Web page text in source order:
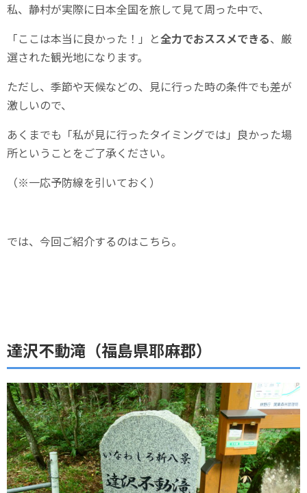
私、静村が実際に日本全国を旅して見て周った中で、
「ここは本当に良かった！」と全力でおススメできる、厳
選された観光地になります。
ただし、季節や天候などの、見に行った時の条件でも差が
激しいので、
あくまでも「私が見に行ったタイミングでは」良かった場
所ということをご了承ください。
（※一応予防線を引いておく）
では、今回ご紹介するのはこちら。
達沢不動滝（福島県耶麻郡）